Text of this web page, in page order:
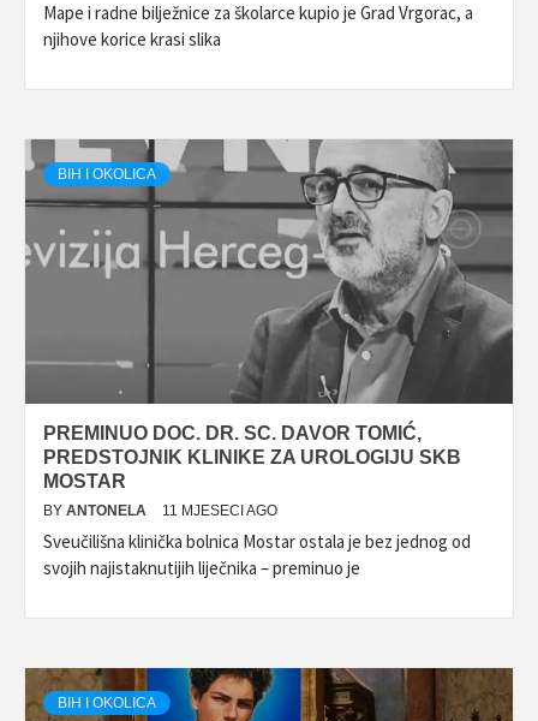
Mape i radne bilježnice za školarce kupio je Grad Vrgorac, a
njihove korice krasi slika
BIH I OKOLICA
PREMINUO DOC. DR. SC. DAVOR TOMIĆ,
PREDSTOJNIK KLINIKE ZA UROLOGIJU SKB
MOSTAR
BY ANTONELA 11 MJESECI AGO
Sveučilišna klinička bolnica Mostar ostala je bez jednog od
svojih najistaknutijih liječnika – preminuo je
BIH I OKOLICA